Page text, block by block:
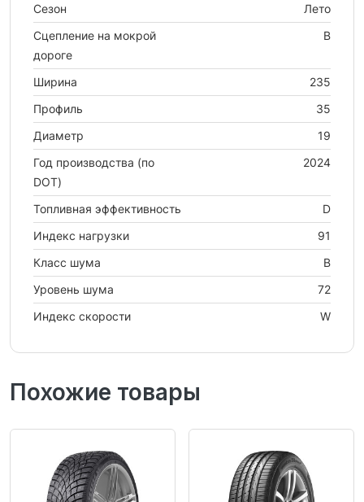
Сезон
Лето
Сцепление на мокрой
дороге
B
Ширина
235
Профиль
35
Диаметр
19
Год производства (по
DOT)
2024
Топливная эффективность
D
Индекс нагрузки
91
Класс шума
B
Уровень шума
72
Индекс скорости
W
Похожие товары